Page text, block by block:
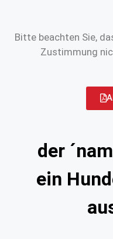
Bitte beachten Sie,
Zustimmung
der
ein